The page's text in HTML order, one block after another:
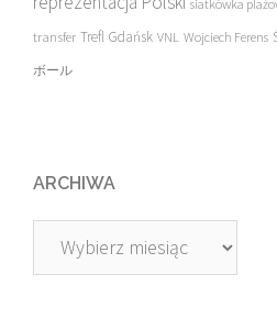
siatkówka
transfer Trefl Gdańsk VNL Wojciech Ferens
ボール
ARCHIWA
Archiwa